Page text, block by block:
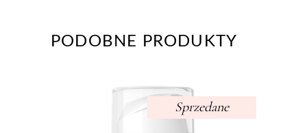
PODOBNE PRODUKTY
Sprzedane